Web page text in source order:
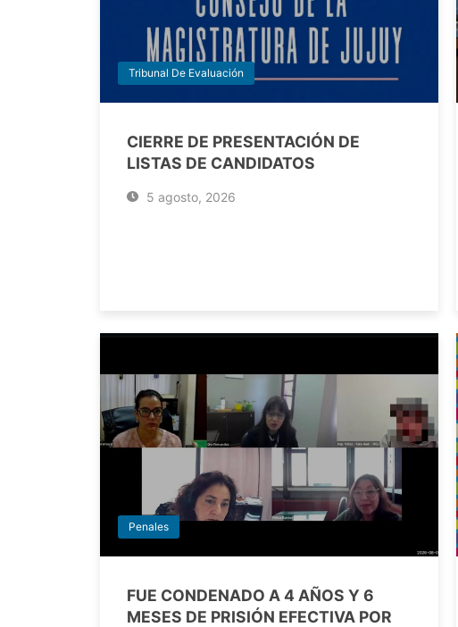
Tribunal De Evaluación
CIERRE DE PRESENTACIÓN DE
LISTAS DE CANDIDATOS
5 agosto, 2026
Penales
FUE CONDENADO A 4 AÑOS Y 6
MESES DE PRISIÓN EFECTIVA POR